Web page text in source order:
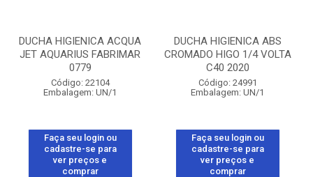
DUCHA HIGIENICA ACQUA
JET AQUARIUS FABRIMAR
0779
Código: 22104
Embalagem: UN/1
Faça seu login ou
cadastre-se para
ver preços e
comprar
DUCHA HIGIENICA ABS
CROMADO HIGO 1/4 VOLTA
C40 2020
Código: 24991
Embalagem: UN/1
Faça seu login ou
cadastre-se para
ver preços e
comprar